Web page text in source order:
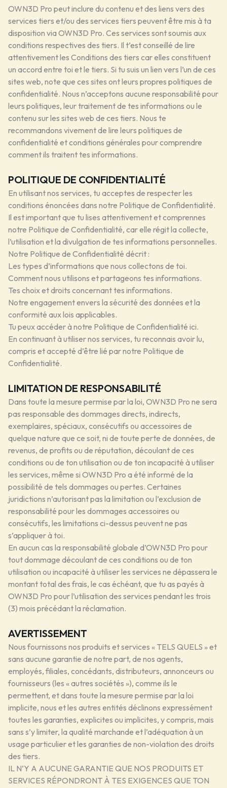
OWN3D Pro peut inclure du contenu et des liens vers des
services tiers et/ou des services tiers peuvent être mis à ta
disposition via OWN3D Pro. Ces services sont soumis aux
conditions respectives des tiers. Il t’est conseillé de lire
attentivement les Conditions des tiers car elles constituent
un accord entre toi et le tiers. Si tu suis un lien vers l’un de ces
sites web, note que ces sites ont leurs propres politiques de
confidentialité. Nous n’acceptons aucune responsabilité pour
leurs politiques, leur traitement de tes informations ou le
contenu sur les sites web de ces tiers. Nous te
recommandons vivement de lire leurs politiques de
confidentialité et conditions générales pour comprendre
comment ils traitent tes informations.
POLITIQUE DE CONFIDENTIALITÉ
En utilisant nos services, tu acceptes de respecter les
conditions énoncées dans notre Politique de Confidentialité.
Il est important que tu lises attentivement et comprennes
notre Politique de Confidentialité, car elle régit la collecte,
l’utilisation et la divulgation de tes informations personnelles.
Notre Politique de Confidentialité décrit :
Les types d’informations que nous collectons de toi.
Comment nous utilisons et partageons tes informations.
Tes choix et droits concernant tes informations.
Notre engagement envers la sécurité des données et la
conformité aux lois applicables.
Tu peux accéder à notre Politique de Confidentialité ici.
En continuant à utiliser nos services, tu reconnais avoir lu,
compris et accepté d’être lié par notre Politique de
Confidentialité.
LIMITATION DE RESPONSABILITÉ
Dans toute la mesure permise par la loi, OWN3D Pro ne sera
pas responsable des dommages directs, indirects,
exemplaires, spéciaux, consécutifs ou accessoires de
quelque nature que ce soit, ni de toute perte de données, de
revenus, de profits ou de réputation, découlant de ces
conditions ou de ton utilisation ou de ton incapacité à utiliser
les services, même si OWN3D Pro a été informé de la
possibilité de tels dommages ou pertes. Certaines
juridictions n’autorisant pas la limitation ou l’exclusion de
responsabilité pour les dommages accessoires ou
consécutifs, les limitations ci-dessus peuvent ne pas
s’appliquer à toi.
En aucun cas la responsabilité globale d’OWN3D Pro pour
tout dommage découlant de ces conditions ou de ton
utilisation ou incapacité à utiliser les services ne dépassera le
montant total des frais, le cas échéant, que tu as payés à
OWN3D Pro pour l’utilisation des services pendant les trois
(3) mois précédant la réclamation.
AVERTISSEMENT
Nous fournissons nos produits et services « TELS QUELS » et
sans aucune garantie de notre part, de nos agents,
employés, filiales, concédants, distributeurs, annonceurs ou
fournisseurs (les « autres sociétés »), comme ils le
permettent, et dans toute la mesure permise par la loi
implicite, nous et les autres entités déclinons expressément
toutes les garanties, explicites ou implicites, y compris, mais
sans s’y limiter, la qualité marchande et l’adéquation à un
usage particulier et les garanties de non-violation des droits
des tiers.
IL N’Y A AUCUNE GARANTIE QUE NOS PRODUITS ET
SERVICES RÉPONDRONT À TES EXIGENCES QUE TON